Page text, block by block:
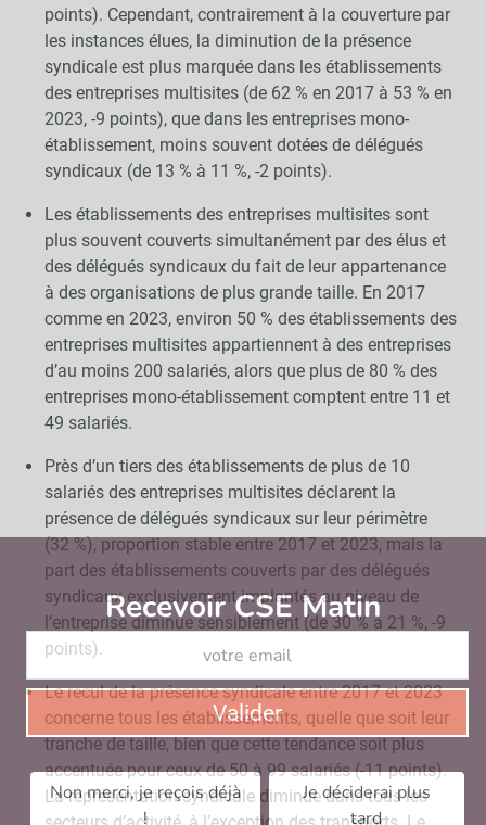
points). Cependant, contrairement à la couverture par
les instances élues, la diminution de la présence
syndicale est plus marquée dans les établissements
des entreprises multisites (de 62 % en 2017 à 53 % en
2023, -9 points), que dans les entreprises mono-
établissement, moins souvent dotées de délégués
syndicaux (de 13 % à 11 %, -2 points).
Les établissements des entreprises multisites sont
plus souvent couverts simultanément par des élus et
des délégués syndicaux du fait de leur appartenance
à des organisations de plus grande taille. En 2017
comme en 2023, environ 50 % des établissements des
entreprises multisites appartiennent à des entreprises
d’au moins 200 salariés, alors que plus de 80 % des
entreprises mono-établissement comptent entre 11 et
49 salariés.
Près d’un tiers des établissements de plus de 10
salariés des entreprises multisites déclarent la
présence de délégués syndicaux sur leur périmètre
(32 %), proportion stable entre 2017 et 2023, mais la
part des établissements couverts par des délégués
syndicaux exclusivement implantés au niveau de
l’entreprise diminue sensiblement (de 30 % à 21 %, -9
points).
Le recul de la présence syndicale entre 2017 et 2023
concerne tous les établissements, quelle que soit leur
tranche de taille, bien que cette tendance soit plus
accentuée pour ceux de 50 à 99 salariés (-11 points).
La représentation syndicale diminue dans tous les
Recevoir CSE MatinAbonnez-
Valider
Non merci, je reçois déjà
!
Je déciderai plus
tard